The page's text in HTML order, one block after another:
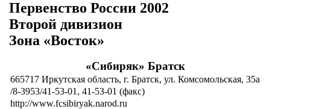
Первенство России 2002
Второй дивизион
Зона «Восток»
«Сибиряк» Братск
665717 Иркутская область, г. Братск, ул. Комсомольская, 35а
/8-3953/41-53-01, 41-53-01 (факс)
http://www.fcsibiryak.narod.ru